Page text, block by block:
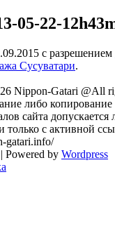
05-22-
с разрешением
Сусуватари.
Nippon-Gatari @All
либо копирование
сайта
только с активной
gatari.info/
Powered by Wordpress